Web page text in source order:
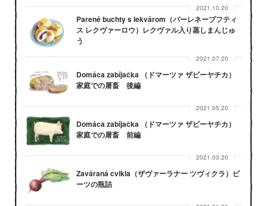
2021.10.20
Parené buchty s lekvárom（パーレネーブフティ
ス レクヴァーロウ）レクヴァル入り蒸しまんじゅ
う
2021.07.20
Domáca zabíjačka （ドマーツァ ザビーヤチカ）
家庭での屠畜 後編
2021.05.20
Domáca zabíjačka （ドマーツァ ザビーヤチカ）
家庭での屠畜 前編
2021.03.20
Zaváraná cvikla（ザヴァーラナー ツヴィクラ）ビ
ーツの瓶詰